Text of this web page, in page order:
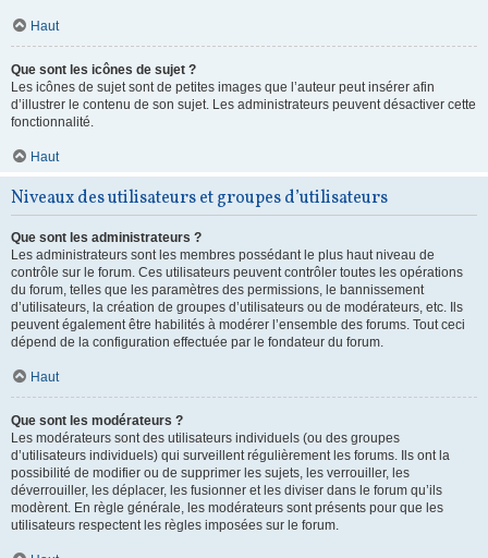
Haut
Que sont les icônes de sujet ?
Les icônes de sujet sont de petites images que l’auteur peut insérer afin
d’illustrer le contenu de son sujet. Les administrateurs peuvent désactiver cette
fonctionnalité.
Haut
Niveaux des utilisateurs et groupes d’utilisateurs
Que sont les administrateurs ?
Les administrateurs sont les membres possédant le plus haut niveau de
contrôle sur le forum. Ces utilisateurs peuvent contrôler toutes les opérations
du forum, telles que les paramètres des permissions, le bannissement
d’utilisateurs, la création de groupes d’utilisateurs ou de modérateurs, etc. Ils
peuvent également être habilités à modérer l’ensemble des forums. Tout ceci
dépend de la configuration effectuée par le fondateur du forum.
Haut
Que sont les modérateurs ?
Les modérateurs sont des utilisateurs individuels (ou des groupes
d’utilisateurs individuels) qui surveillent régulièrement les forums. Ils ont la
possibilité de modifier ou de supprimer les sujets, les verrouiller, les
déverrouiller, les déplacer, les fusionner et les diviser dans le forum qu’ils
modèrent. En règle générale, les modérateurs sont présents pour que les
utilisateurs respectent les règles imposées sur le forum.